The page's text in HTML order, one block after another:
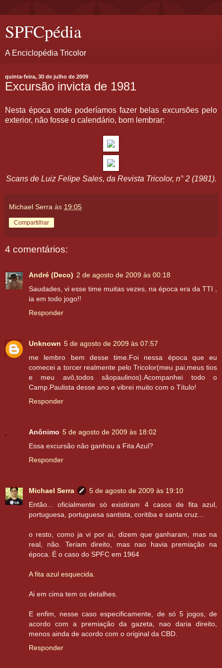
SPFCpédia
A Enciclopédia Tricolor
quinta-feira, 30 de julho de 2009
Excursão invicta de 1981
Nesta época onde poderíamos fazer belas excursões pelo
exterior, não fosse o calendário, bom lembrar:
Scans de Luiz Felipe Sales, da Revista Tricolor, n° 2 (1981).
Michael Serra às 19:05
Compartilhar
4 comentários:
André (Deco) 2 de agosto de 2009 às 00:18
Saudades, vi esse time muitas vezes, na época era da TTI ,
ia em todo jogo!!
Responder
Unknown 5 de agosto de 2009 às 07:57
me lembro bem desse time.Foi nessa época que eu
comecei a torcer realmente pelo Tricolor(meu pai,meus tios
e meu avô,todos sãopaulinos).Acompanhei todo o
Camp.Paulista desse ano e vibrei muito com o Título!
Responder
Anônimo 5 de agosto de 2009 às 18:02
Essa excursão não ganhou a Fita Azul?
Responder
Michael Serra
5 de agosto de 2009 às 19:10
Então... oficialmente só existiram 4 casos de fita azul,
portuguesa, portuguesa santista, coritiba e santa cruz...
o resto, como ja vi por ai, dizem que ganharam, mas na
real, não. Teriam direito, mas nao havia premiação na
época. É o caso do SPFC em 1964
A fita azul esquecida.
Ai em cima tem os detalhes.
E enfim, nesse caso especificamente, de só 5 jogos, de
acordo com a premiação da gazeta, nao daria direito,
menos ainda de acordo com o original da CBD.
Responder